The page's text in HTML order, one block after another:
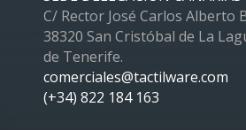
C/ Rector José Carlos Alberto
38320 San Cristóbal de La
de Tenerife.
comerciales@tactilware.com
(+34) 822 184 163